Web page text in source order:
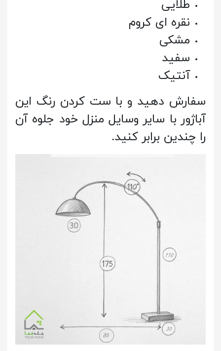
طلایی
نقره ای کروم
مشکی
سفید
آنتیک
سفارش دهید و با ست کردن رنگ این
آباژور با سایر وسایل منزل خود جلوه آن
را چندین برابر کنید.